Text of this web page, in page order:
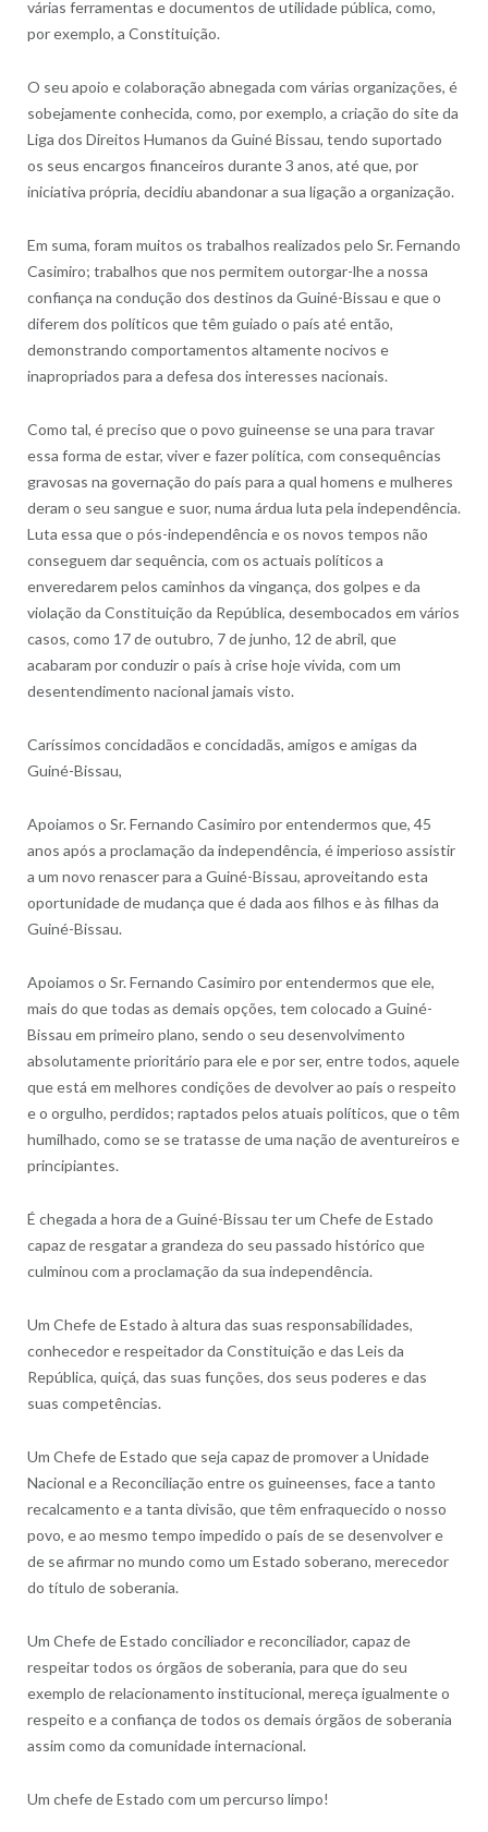
várias ferramentas e documentos de utilidade pública, como,
por exemplo, a Constituição.
O seu apoio e colaboração abnegada com várias organizações, é
sobejamente conhecida, como, por exemplo, a criação do site da
Liga dos Direitos Humanos da Guiné Bissau, tendo suportado
os seus encargos financeiros durante 3 anos, até que, por
iniciativa própria, decidiu abandonar a sua ligação a organização.
Em suma, foram muitos os trabalhos realizados pelo Sr. Fernando
Casimiro; trabalhos que nos permitem outorgar-lhe a nossa
confiança na condução dos destinos da Guiné-Bissau e que o
diferem dos políticos que têm guiado o país até então,
demonstrando comportamentos altamente nocivos e
inapropriados para a defesa dos interesses nacionais.
Como tal, é preciso que o povo guineense se una para travar
essa forma de estar, viver e fazer política, com consequências
gravosas na governação do país para a qual homens e mulheres
deram o seu sangue e suor, numa árdua luta pela independência.
Luta essa que o pós-independência e os novos tempos não
conseguem dar sequência, com os actuais políticos a
enveredarem pelos caminhos da vingança, dos golpes e da
violação da Constituição da República, desembocados em vários
casos, como 17 de outubro, 7 de junho, 12 de abril, que
acabaram por conduzir o país à crise hoje vivida, com um
desentendimento nacional jamais visto.
Caríssimos concidadãos e concidadãs, amigos e amigas da
Guiné-Bissau,
Apoiamos o Sr. Fernando Casimiro por entendermos que, 45
anos após a proclamação da independência, é imperioso assistir
a um novo renascer para a Guiné-Bissau, aproveitando esta
oportunidade de mudança que é dada aos filhos e às filhas da
Guiné-Bissau.
Apoiamos o Sr. Fernando Casimiro por entendermos que ele,
mais do que todas as demais opções, tem colocado a Guiné-
Bissau em primeiro plano, sendo o seu desenvolvimento
absolutamente prioritário para ele e por ser, entre todos, aquele
que está em melhores condições de devolver ao país o respeito
e o orgulho, perdidos; raptados pelos atuais políticos, que o têm
humilhado, como se se tratasse de uma nação de aventureiros e
principiantes.
É chegada a hora de a Guiné-Bissau ter um Chefe de Estado
capaz de resgatar a grandeza do seu passado histórico que
culminou com a proclamação da sua independência.
Um Chefe de Estado à altura das suas responsabilidades,
conhecedor e respeitador da Constituição e das Leis da
República, quiçá, das suas funções, dos seus poderes e das
suas competências.
Um Chefe de Estado que seja capaz de promover a Unidade
Nacional e a Reconciliação entre os guineenses, face a tanto
recalcamento e a tanta divisão, que têm enfraquecido o nosso
povo, e ao mesmo tempo impedido o país de se desenvolver e
de se afirmar no mundo como um Estado soberano, merecedor
do título de soberania.
Um Chefe de Estado conciliador e reconciliador, capaz de
respeitar todos os órgãos de soberania, para que do seu
exemplo de relacionamento institucional, mereça igualmente o
respeito e a confiança de todos os demais órgãos de soberania
assim como da comunidade internacional.
Um chefe de Estado com um percurso limpo!